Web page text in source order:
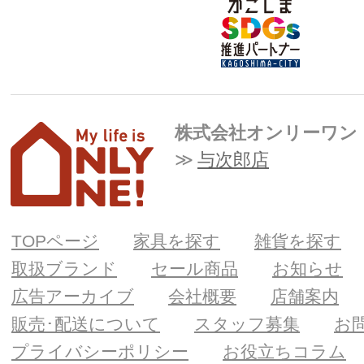
株式会社オンリーワン
与次郎店
TOPページ 家具を探す
雑貨を探す
取扱ブランド
セール商品
お知らせ
広告アーカイブ
会社概要
店舗案内
販売･配送について
スタッフ募集
お
プライバシーポリシー
お役立ちコラム